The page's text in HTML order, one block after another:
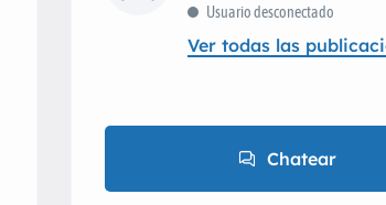
Usuario desconectado
Ver todas las
Chatear